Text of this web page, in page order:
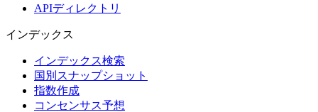
APIディレクトリ
インデックス
インデックス検索
国別スナップショット
指数作成
コンセンサス予想